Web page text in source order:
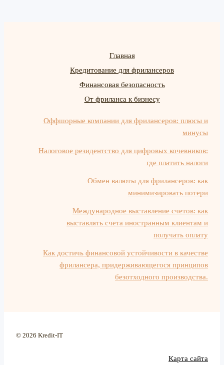
Главная
Кредитование для фрилансеров
Финансовая безопасность
От фриланса к бизнесу
Оффшорные компании для фрилансеров: плюсы и
минусы
Налоговое резидентство для цифровых кочевников:
где платить налоги
Обмен валюты для фрилансеров: как
минимизировать потери
Международное выставление счетов: как
выставлять счета иностранным клиентам и
получать оплату
Как достичь финансовой устойчивости в качестве
фрилансера, придерживающегося принципов
безотходного производства.
© 2026 Kredit-IT
Карта сайта